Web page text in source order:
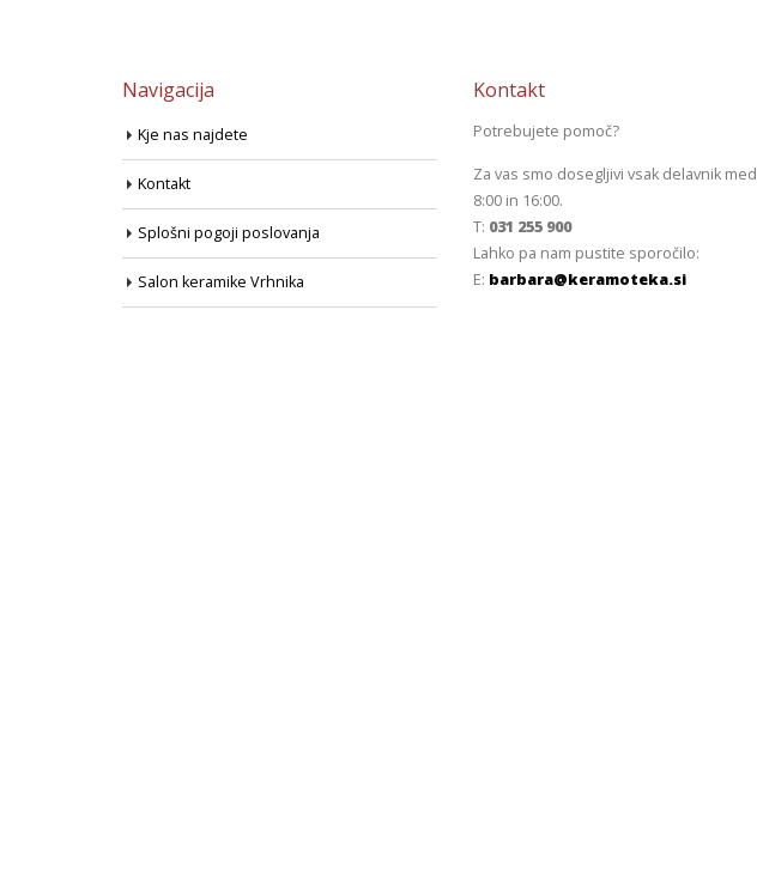
Navigacija
Kje nas najdete
Kontakt
Splošni pogoji poslovanja
Salon keramike Vrhnika
Kontakt
Potrebujete pomoč?
Za vas smo dosegljivi vsak delavnik med
8:00 in 16:00.
T: 031 255 900
Lahko pa nam pustite sporočilo:
E: barbara@keramoteka.si